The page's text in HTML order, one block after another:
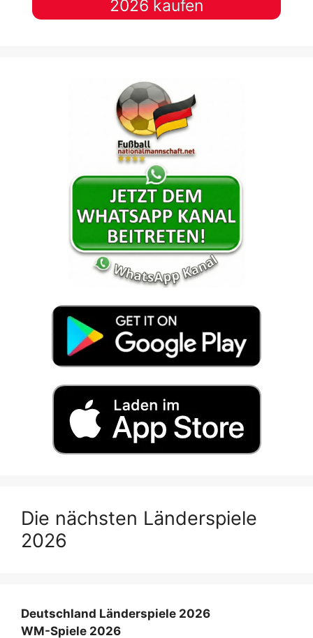
2026 kaufen
Die nächsten Länderspiele
2026
Deutschland Länderspiele 2026
WM-Spiele 2026